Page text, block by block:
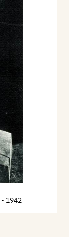
- 1942